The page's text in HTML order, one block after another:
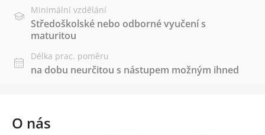
Minimální vzdělání
Středoškolské nebo odborné vyučení s
maturitou
Délka prac. poměru
na dobu neurčitou s nástupem možným ihned
O nás